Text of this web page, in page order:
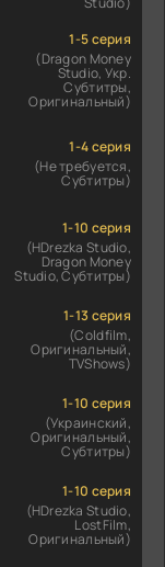
1-5 серия
(Dragon Money
Studio, Укр.
Субтитры,
Оригинальный)
1-4 серия
(Не требуется,
Субтитры)
1-10 серия
(HDrezka Studio,
Dragon Money
Studio, Субтитры)
1-13 серия
(Coldfilm,
Оригинальный,
TVShows)
1-10 серия
(Украинский,
Оригинальный,
Субтитры)
1-10 серия
(HDrezka Studio,
LostFilm,
Оригинальный)